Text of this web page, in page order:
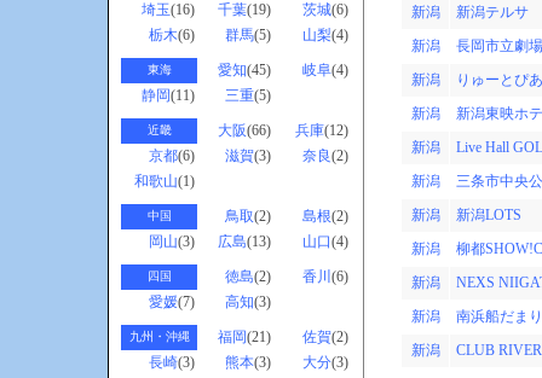
埼玉(16) 千葉(19) 茨城(6)
栃木(6) 群馬(5) 山梨(4)
東海 愛知(45) 岐阜(4)
静岡(11) 三重(5)
近畿 大阪(66) 兵庫(12)
京都(6) 滋賀(3) 奈良(2)
和歌山(1)
中国 鳥取(2) 島根(2)
岡山(3) 広島(13) 山口(4)
四国 徳島(2) 香川 (6)
愛媛(7) 高知(3)
九州・沖縄 福岡(21) 佐賀(2)
長崎(3) 熊本(3) 大分(3)
新潟
新潟テルサ
新潟
長岡市立劇場
新潟
りゅーとぴ
新潟
新潟東映ホ
新潟
Live Hall
新潟
三条市中央
新潟
新潟LOTS
新潟
柳都
新潟
NEXS
新潟
南浜船だまり
新潟
CLUB